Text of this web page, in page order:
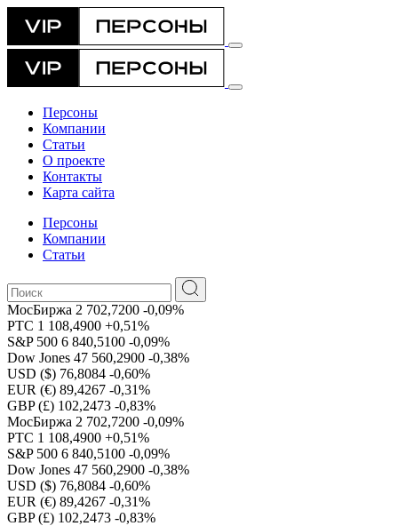
Персоны
Компании
Статьи
О проекте
Контакты
Карта сайта
Персоны
Компании
Статьи
МосБиржа 2 702,7200 -0,09%
РТС 1 108,4900 +0,51%
S&P 500 6 840,5100 -0,09%
Dow Jones 47 560,2900 -0,38%
USD ($) 76,8084 -0,60%
EUR (€) 89,4267 -0,31%
GBP (£) 102,2473 -0,83%
МосБиржа 2 702,7200 -0,09%
РТС 1 108,4900 +0,51%
S&P 500 6 840,5100 -0,09%
Dow Jones 47 560,2900 -0,38%
USD ($) 76,8084 -0,60%
EUR (€) 89,4267 -0,31%
GBP (£) 102,2473 -0,83%